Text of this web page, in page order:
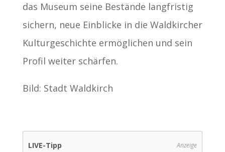
das Museum seine Bestände langfristig
sichern, neue Einblicke in die Waldkircher
Kulturgeschichte ermöglichen und sein
Profil weiter schärfen.
Bild: Stadt Waldkirch
LIVE-Tipp Anzeige